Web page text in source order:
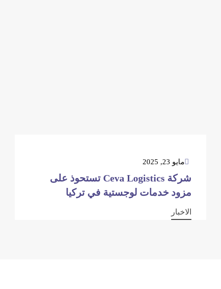
مايو 23, 2025
شركة Ceva Logistics تستحوذ على
مزود خدمات لوجستية في تركيا
الاخبار